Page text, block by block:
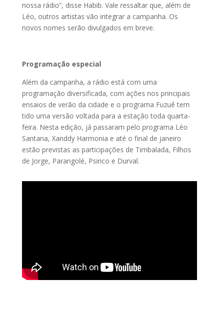
nossa rádio”, disse Habib. Vale ressaltar que, além de
Léo, outros artistas vão integrar a campanha. Os
novos nomes serão divulgados em breve.
Programação especial
Além da campanha, a rádio está com uma
programação diversificada, com ações nos principais
ensaios de verão da cidade e o programa Fuzuê tem
tido uma versão voltada para a estação toda quarta-
feira. Nesta edição, já passaram pelo programa Léo
Santana, Xanddy Harmonia e até o final de janeiro
estão previstas as participações de Timbalada, Filhos
de Jorge, Parangolé, Psirico e Durval.